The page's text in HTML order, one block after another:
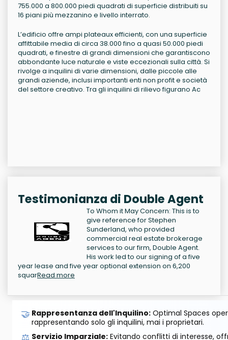
755.000 a 800.000 piedi quadrati di superficie distribuiti su
16 piani più mezzanino e livello interrato.
L’edificio offre ampi plateaux efficienti, con una superficie
affittabile media di circa 38.000 fino a quasi 50.000 piedi
quadrati, e finestre di grandi dimensioni che garantiscono
abbondante luce naturale e viste eccezionali sulla città. Si
rivolge a inquilini di varie dimensioni, dalle piccole alle
grandi aziende, inclusi importanti enti non profit e società
del settore creativo. Tra gli inquilini di rilievo figurano Ac
Testimonianza di Double Agent
To Whom it May Concern: This is to
give reference for Stephen
Sunderland, who provided
commercial real estate brokerage
services to our firm, Double Agent.
His work led to our signing of a five
year lease and five year optional extension on 6,200
squarRead more
🤝 Rappresentanza dell'Inquilino: Optimal Spaces
rappresentando solo gli inquilini, mai i proprietari.
⚖️ Servizio Imparziale: Evitando conflitti di interesse,